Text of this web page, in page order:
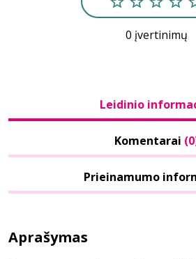
0 įvertinimų
Leidinio
Komentarai
Prieinamumo
Aprašymas